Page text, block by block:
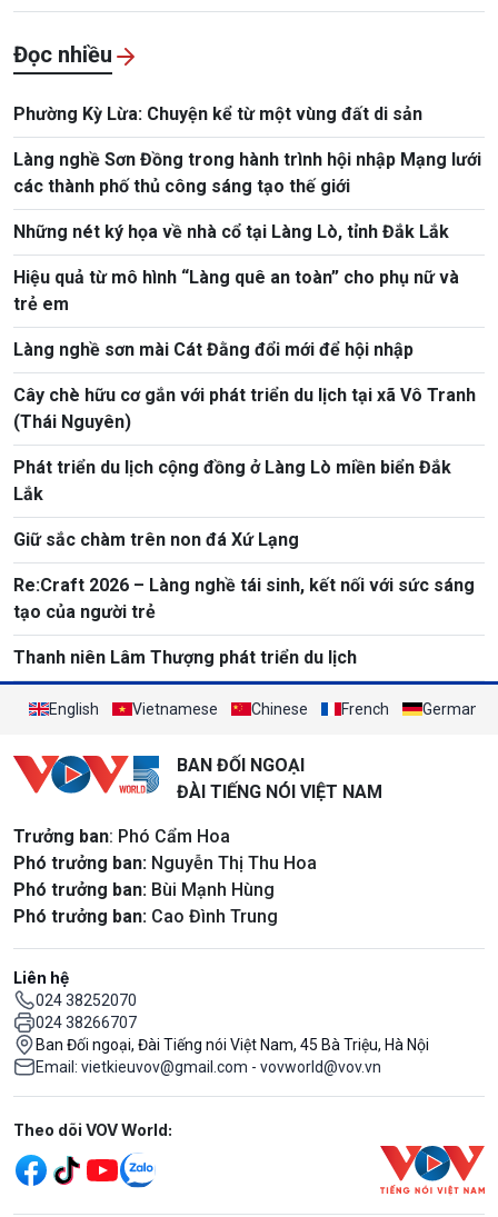
Đọc nhiều
Phường Kỳ Lừa: Chuyện kể từ một vùng đất di sản
Làng nghề Sơn Đồng trong hành trình hội nhập Mạng lưới
các thành phố thủ công sáng tạo thế giới
Những nét ký họa về nhà cổ tại Làng Lò, tỉnh Đắk Lắk
Hiệu quả từ mô hình “Làng quê an toàn” cho phụ nữ và
trẻ em
Làng nghề sơn mài Cát Đằng đổi mới để hội nhập
Cây chè hữu cơ gắn với phát triển du lịch tại xã Vô Tranh
(Thái Nguyên)
Phát triển du lịch cộng đồng ở Làng Lò miền biển Đắk
Lắk
Giữ sắc chàm trên non đá Xứ Lạng
Re:Craft 2026 – Làng nghề tái sinh, kết nối với sức sáng
tạo của người trẻ
Thanh niên Lâm Thượng phát triển du lịch
English Vietnamese Chinese French German
BAN ĐỐI NGOẠI
ĐÀI TIẾNG NÓI VIỆT NAM
Trưởng ban: Phó Cẩm Hoa
Phó trưởng ban: Nguyễn Thị Thu Hoa
Phó trưởng ban: Bùi Mạnh Hùng
Phó trưởng ban: Cao Đình Trung
Liên hệ
024 38252070
024 38266707
Ban Đối ngoại, Đài Tiếng nói Việt Nam, 45 Bà Triệu, Hà Nội
Email: vietkieuvov@gmail.com - vovworld@vov.vn
Mạng xã hội
Theo dõi VOV World: